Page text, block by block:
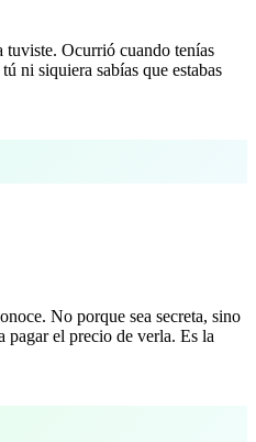
tuviste. Ocurrió cuando tenías
ni siquiera sabías que estabas
No porque sea secreta, sino
pagar el precio de verla. Es la